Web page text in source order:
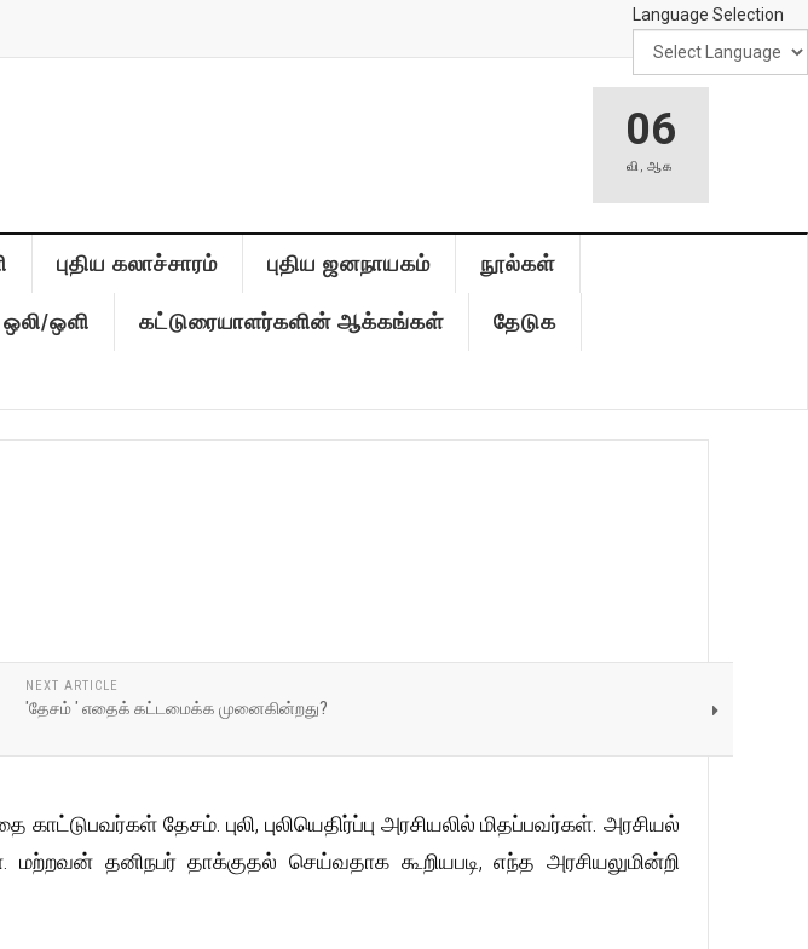
Language Selection
06
வி ,ஆக
புதிய கலாச்சாரம் புதிய ஜனநாயகம் நூல்கள்
ஒலி/ஒளி கட்டுரையாளர்களின் ஆக்கங்கள் தேடுக
NEXT ARTICLE
'தேசம் ' எதைக் கட்டமைக்க முனைகின்றது?
தேசம். புலி, புலியெதிர்ப்பு அரசியலில் மிதப்பவர்கள். அரசியல்
தனிநபர் தாக்குதல் செய்வதாக கூறியபடி, எந்த அரசியலுமின்றி